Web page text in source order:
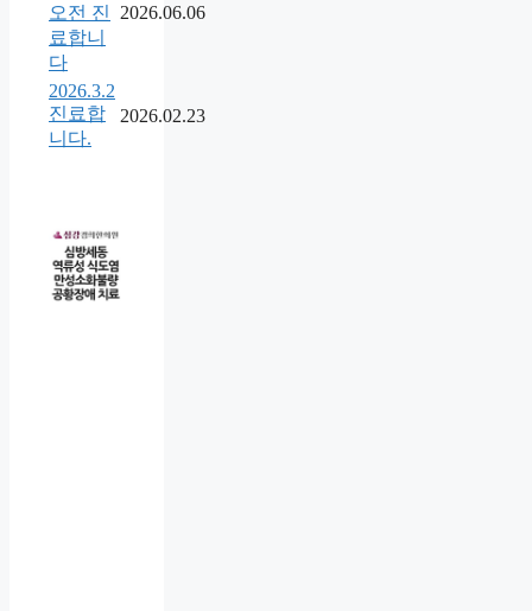
오전 진
료합니
다
2026.06.06
2026.3.2
진료합
니다.
2026.02.23